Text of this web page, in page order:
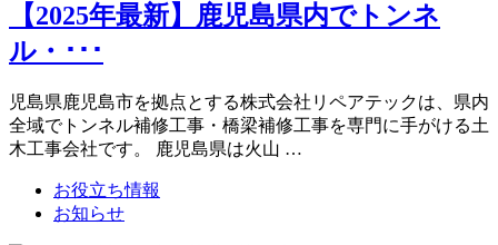
【2025年最新】鹿児島県内でトンネ
ル・･･･
児島県鹿児島市を拠点とする株式会社リペアテックは、県内
全域でトンネル補修工事・橋梁補修工事を専門に手がける土
木工事会社です。 鹿児島県は火山 …
お役立ち情報
お知らせ